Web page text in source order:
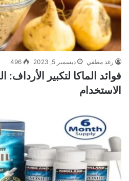
رغد مطفي ديسمبر 5, 2023 496
فوائد الماكا لتكبير
الاستخدام